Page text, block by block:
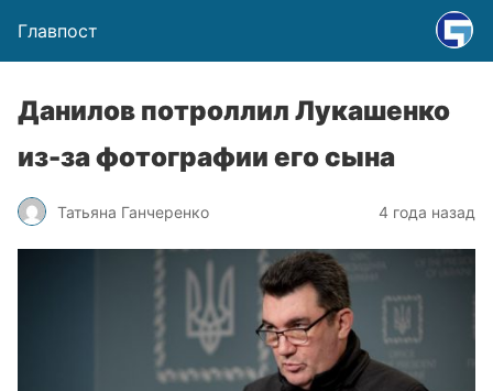
Главпост
Данилов потроллил Лукашенко
из-за фотографии его сына
Татьяна Ганчеренко 4 года назад